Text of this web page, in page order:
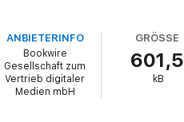
ANBIETERINFO
Bookwire
Gesellschaft zum
Vertrieb digitaler
Medien mbH
GRÖSSE
601,5
kB